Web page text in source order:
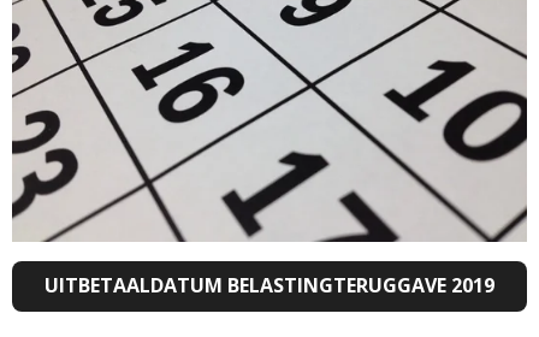
UITBETAALDATUM BELASTINGTERUGGAVE 2019